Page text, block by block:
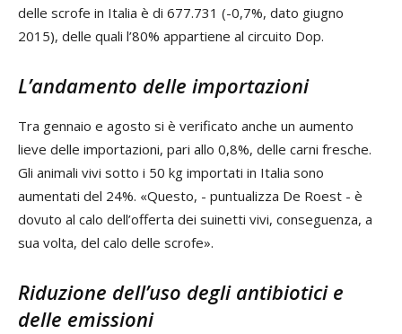
delle scrofe in Italia è di 677.731 (-0,7%, dato giugno
2015), delle quali l’80% appartiene al circuito Dop.
L’andamento delle importazioni
Tra gennaio e agosto si è verificato anche un aumento
lieve delle importazioni, pari allo 0,8%, delle carni fresche.
Gli animali vivi sotto i 50 kg importati in Italia sono
aumentati del 24%. «Questo, - puntualizza De Roest - è
dovuto al calo dell’offerta dei suinetti vivi, conseguenza, a
sua volta, del calo delle scrofe».
Riduzione dell’uso degli antibiotici e
delle emissioni